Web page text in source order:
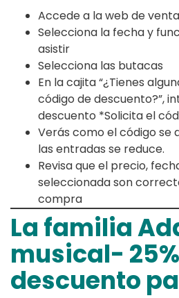
Accede a la web de venta
Selecciona la fecha y
asistir
Selecciona las butacas
En la cajita “¿Tienes
código de descuento?”,
descuento *Solicita el
Verás como el código se
las entradas se reduce.
Revisa que el precio,
seleccionada son
compra
La familia
musical-
descuento